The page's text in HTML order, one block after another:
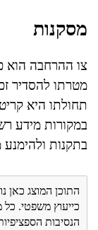
מסקנות
צו ההרחבה הוא
מטרתו להסדיר
תחולתו היא
במקורות מידע
בתקנות
התוכן המוצג כאן
כייעוץ משפטי. כל
הנסיבות